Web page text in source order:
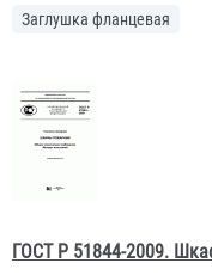
Заглушка фланцевая
ГОСТ Р 51844-2009.